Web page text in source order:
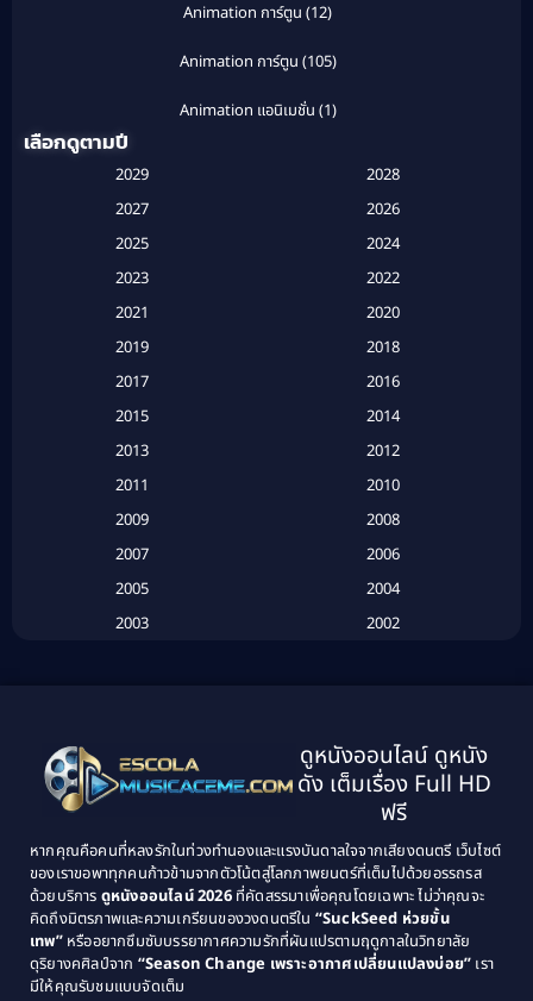
Animation การ์ตูน (12)
Animation การ์ตูน (105)
Animation แอนิเมชั่น (1)
Based on a True Story สร้างจากเรื่องจริง(2)
Based on a True Story เรื่องจริง (20)
Based on a True Story เรื่องจริง (16)
(134)
Classic หนังคลาสสิก(21)
Classic หนังคลาสสิก(25)
Comedy ตลก(46)
Comedy ตลก(515)
เลือกดูตามปี
2029
2028
2027
2026
2025
2024
2023
2022
2021
2020
2019
2018
2017
2016
2015
2014
2013
2012
2011
2010
2009
2008
2007
2006
2005
2004
2003
2002
1995
1994
1993
1992
1989
1988
1987
1986
1985
1984
1983
1982
ดูหนังออนไลน์ ดูหนัง
ดัง เต็มเรื่อง Full HD
ฟรี
หากคุณคือคนที่หลงรักในท่วงทำนองและแรงบันดาลใจจากเสียงดนตรี เว็บไซต์
ของเราขอพาทุกคนก้าวข้ามจากตัวโน้ตสู่โลกภาพยนตร์ที่เต็มไปด้วยอรรถรส
ด้วยบริการ ดูหนังออนไลน์ 2026ที่คัดสรรมาเพื่อคุณโดยเฉพาะ ไม่ว่าคุณจะ
คิดถึงมิตรภาพและความเกรียนของวงดนตรีใน “SuckSeed ห่วยขั้น
เทพ”หรืออยากซึมซับบรรยากาศความรักที่ผันแปรตามฤดูกาลในวิทยาลัย
ดุริยางคศิลป์จาก “Season Change เพราะอากาศเปลี่ยนแปลงบ่อย” เรา
มีให้คุณรับชมแบบจัดเต็ม